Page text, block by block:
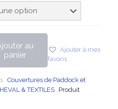
au
panier
Ajouter à mes
favoris
: Couvertures de Paddock et
& TEXTILES Produit